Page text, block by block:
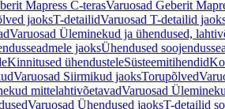
Mapress C-terasVaruosad Geberit
jaoksT-detailidVaruosad T-detailid
Varuosad Üleminekud ja ühendused,
jaoksÜhendused
Kinnitused ühendusteleSüsteemitihendid
Varuosad Siirmikud jaoksTorupõlved
mittelahtivõetavadVaruosad
Varuosad Ühendused jaoksT-detailid